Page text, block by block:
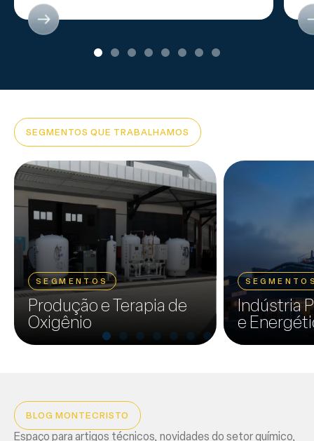
SEGMENTOS QUE TRABALHAMOS
SEGMENTOS
Produção e Terapia de
Oxigênio
Indústria
e
BLOG MONTECRISTO
Espaço para artigos técnicos, novidades do setor químico,